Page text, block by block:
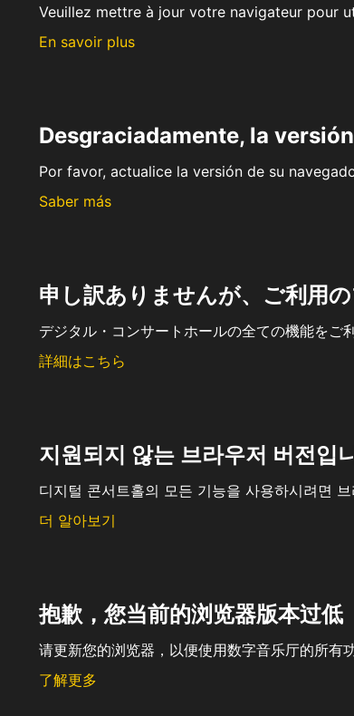
Veuillez mettre à jour votre navigateur pour
En savoir plus
Desgraciadamente, la
Por favor, actualice la versión de su
Saber más
申し訳ありませんが、ご利用
デジタル・コンサートホールの全ての機能をご
詳細はこちら
지원되지 않는 브라우저 버전입
디지털 콘서트홀의 모든 기능을 사용하시려면
더 알아보기
抱歉，您当前的浏览器版本过低
请更新您的浏览器，以便使用数字音乐厅的所有功
了解更多